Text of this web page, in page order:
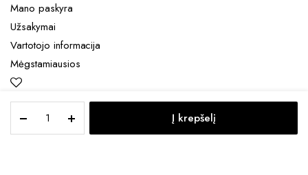
HAIR
Detangling
Į krepšelį
Mano paskyra
Užsakymai
Vartotojo informacija
Mėgstamiausios
PAGRINDINIS PAIEŠKA MĖGSTAMOS PASKYRA MENIU